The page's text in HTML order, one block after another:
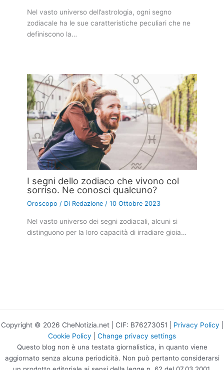
Nel vasto universo dell’astrologia, ogni segno
zodiacale ha le sue caratteristiche peculiari che ne
definiscono la…
I segni dello zodiaco che vivono col
sorriso. Ne conosci qualcuno?
Oroscopo / Di Redazione/10 Ottobre 2023
Nel vasto universo dei segni zodiacali, alcuni si
distinguono per la loro capacità di irradiare gioia…
Copyright © 2026 CheNotizia.net | CIF: B76273051 | Privacy Policy
Cookie Policy
Change privacy settings
Questo blog non è una testata giornalistica, in quanto viene
aggiornato senza alcuna periodicità. Non può pertanto considerarsi